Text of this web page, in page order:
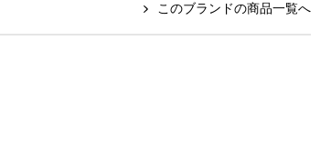
このブランドの商品一覧へ